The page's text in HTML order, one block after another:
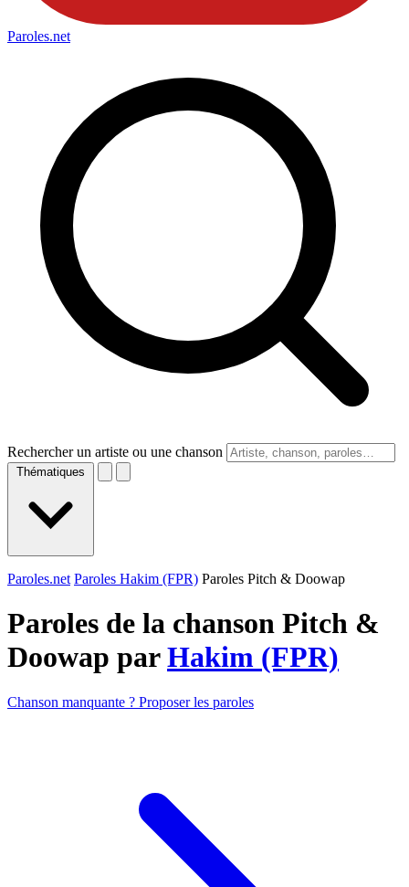
Paroles.net
Rechercher un artiste ou une chanson
Thématiques
Paroles.net Paroles Hakim (FPR) Paroles Pitch & Doowap
Paroles de la chanson Pitch &
Doowap parHakim (FPR)
Chanson manquante ? Proposer les paroles